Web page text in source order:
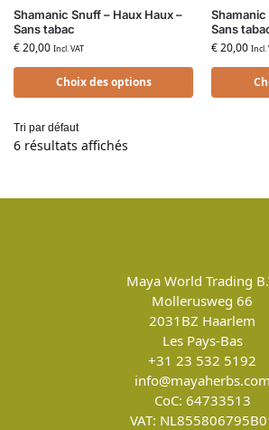
Shamanic Snuff – Haux Haux –
Sans tabac
€20,00 Incl. VAT
Choix des options
Shamanic
Sans
€20,00 Incl.
6 résultats affichés
Maya World Trading
Mollerusweg 66
2031BZ Haarlem
Les Pays-Bas
+31 23 532 5192
info@mayaherbs.com
CoC: 64733513
VAT: